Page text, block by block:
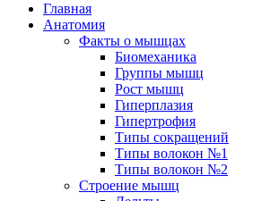
Главная
Анатомия
Факты о мышцах
Биомеханика
Группы мышц
Рост мышц
Гиперплазия
Гипертрофия
Типы сокращений
Типы волокон №1
Типы волокон №2
Строение мышц